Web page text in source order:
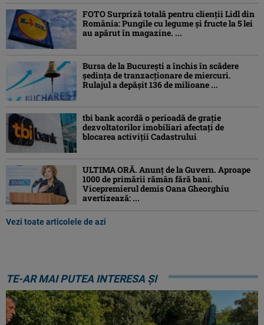
FOTO Surpriză totală pentru clienții Lidl din
România: Pungile cu legume și fructe la 5 lei
au apărut în magazine. ...
Bursa de la București a închis în scădere
ședința de tranzacționare de miercuri.
Rulajul a depășit 136 de milioane ...
tbi bank acordă o perioadă de grație
dezvoltatorilor imobiliari afectați de
blocarea activiții Cadastrului
ULTIMA ORĂ. Anunț de la Guvern. Aproape
1000 de primării rămân fără bani.
Vicepremierul demis Oana Gheorghiu
avertizează: ...
Vezi toate articolele de azi
TE-AR MAI PUTEA INTERESA ȘI